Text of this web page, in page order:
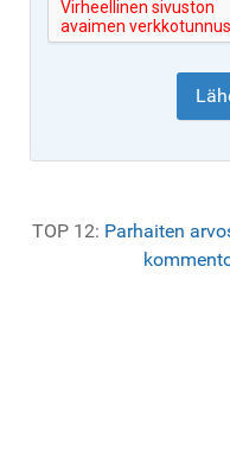
TOP 12: Parhaiten